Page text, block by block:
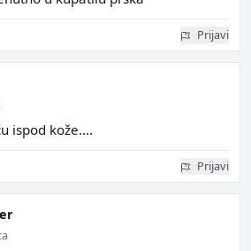
Prijavi
ispod kože....
Prijavi